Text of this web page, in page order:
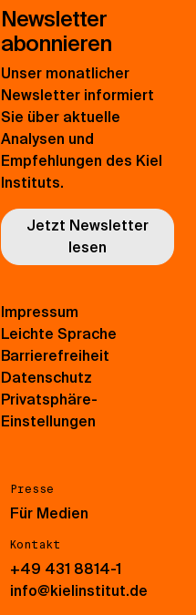
Newsletter
abonnieren
Unser monatlicher
Newsletter informiert
Sie über aktuelle
Analysen und
Empfehlungen des Kiel
Instituts.
Jetzt Newsletter
lesen
Presse
Für Medien
Kontakt
+49 431 8814-1
info@kielinstitut.de
Impressum
Leichte Sprache
Barrierefreiheit
Datenschutz
Privatsphäre-
Einstellungen